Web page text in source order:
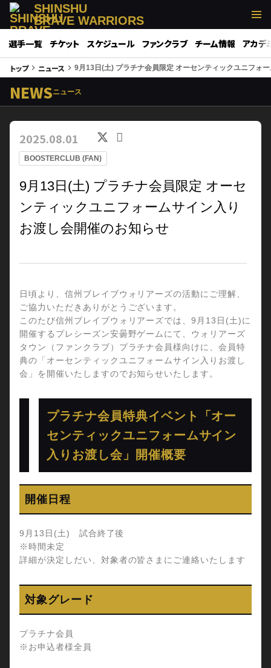
SHINSHU
BRAVE WARRIORS
選手一覧 チケット スケジュール ファンクラブ チーム情報 アカデ
トップkeyboard_arrow_right ニュース keyboard_arrow_right 9月13日(土) プラチナ会員限定 オーセンティックユニフォ
NEWSニュース
BOOSTERCLUB (FAN)
2025.08.01
9月13日(土) プラチナ会員限定 オーセ
ンティックユニフォームサイン入り
お渡し会開催のお知らせ
日頃より、信州ブレイブウォリアーズの活動にご理解、
ご協力いただきありがとうございます。
このたび信州ブレイブウォリアーズでは、9月13日(土)に
開催するプレシーズン安曇野ゲームにて、ウォリアーズ
タウン（ファンクラブ）プラチナ会員様向けに、会員特
典の「オーセンティックユニフォームサイン入りお渡し
会」を開催いたしますのでお知らせいたします。
プラチナ会員特典イベント「オー
センティックユニフォームサイン
入りお渡し会」開催概要
開催日程
9月13日(土) 試合終了後
※時間未定
詳細が決定しだい、対象者の皆さまにご連絡いたします
対象グレード
プラチナ会員
※お申込者様全員